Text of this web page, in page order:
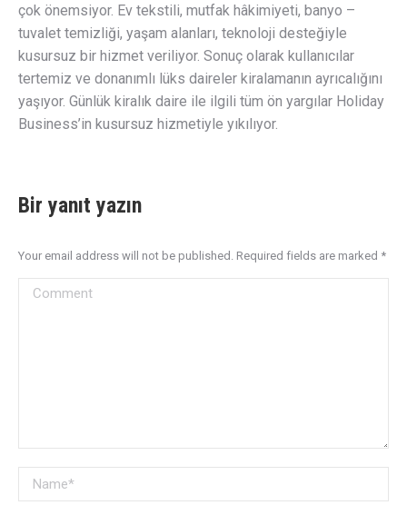
çok önemsiyor. Ev tekstili, mutfak hâkimiyeti, banyo –
tuvalet temizliği, yaşam alanları, teknoloji desteğiyle
kusursuz bir hizmet veriliyor. Sonuç olarak kullanıcılar
tertemiz ve donanımlı lüks daireler kiralamanın ayrıcalığını
yaşıyor. Günlük kiralık daire ile ilgili tüm ön yargılar Holiday
Business’in kusursuz hizmetiyle yıkılıyor.
Bir yanıt yazın
Your email address will not be published. Required fields are marked *
Comment
Name *